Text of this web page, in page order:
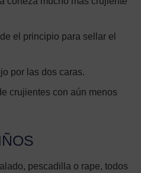
el principio para sellar el
por las dos caras.
crujientes con aún menos
pescadilla o rape, todos